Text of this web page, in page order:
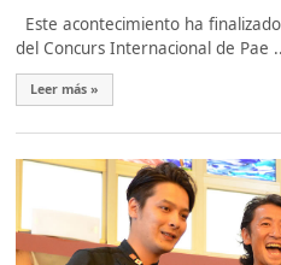
Este acontecimiento ha
del Concurs Internacional de Pae
Leer más »